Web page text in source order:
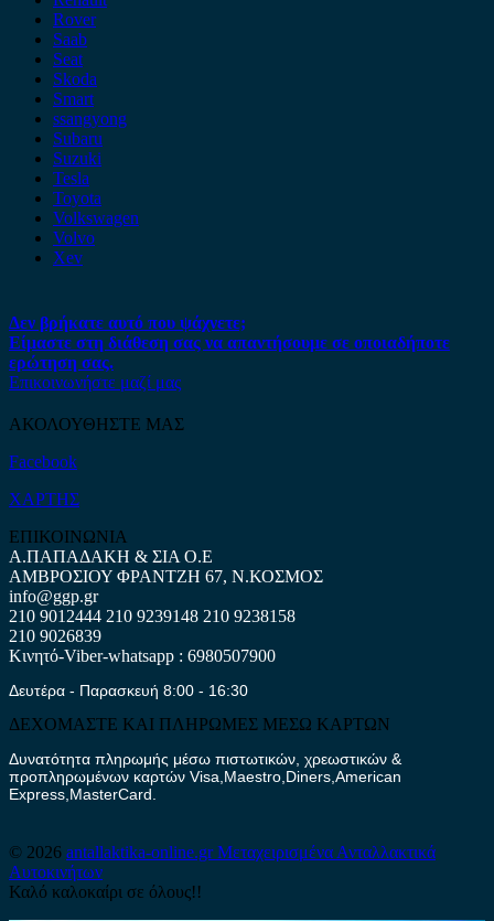
Rover
Saab
Seat
Skoda
Smart
ssangyong
Subaru
Suzuki
Tesla
Toyota
Volkswagen
Volvo
Xev
Δεν βρήκατε αυτό που ψάχνετε;
Είμαστε στη διάθεση σας να απαντήσουμε σε οποιαδήποτε
ερώτηση σας.
Επικοινωνήστε μαζί μας
ΑΚΟΛΟΥΘΗΣΤΕ ΜΑΣ
Facebook
ΧΑΡΤΗΣ
ΕΠΙΚΟΙΝΩΝΙΑ
Α.ΠΑΠΑΔΑΚΗ & ΣΙΑ Ο.Ε
ΑΜΒΡΟΣΙΟΥ ΦΡΑΝΤΖΗ 67, Ν.ΚΟΣΜΟΣ
info@ggp.gr
210 9012444 210 9239148 210 9238158
210 9026839
Κινητό-Viber-whatsapp : 6980507900
Δευτέρα - Παρασκευή 8:00 - 16:30
ΔΕΧΟΜΑΣΤΕ ΚΑΙ ΠΛΗΡΩΜΕΣ ΜΕΣΩ ΚΑΡΤΩΝ
Δυνατότητα πληρωμής μέσω πιστωτικών, χρεωστικών &
προπληρωμένων καρτών Visa,Maestro,Diners,American
Express,MasterCard.
© 2026 antallaktika-online.grΜεταχειρισμένα Ανταλλακτικά
Αυτοκινήτων
Καλό καλοκαίρι σε όλους!!